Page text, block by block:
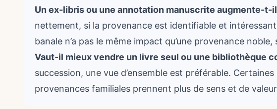
Un ex-libris ou une annotation manuscrite augmente-t-
nettement, si la provenance est identifiable et
banale n’a pas le même impact qu’une provenance
Vaut-il mieux vendre un livre seul ou une bibliothèque
succession, une vue d’ensemble est préférable.
provenances familiales prennent plus de sens et de